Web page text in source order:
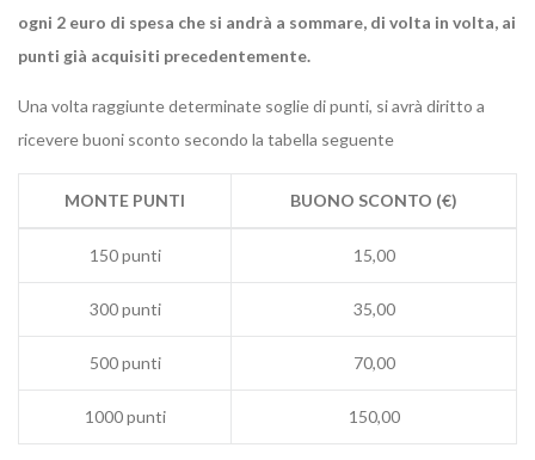
ogni 2 euro di spesa che si andrà a sommare, di volta in volta, ai
punti già acquisiti precedentemente.
Una volta raggiunte determinate soglie di punti, si avrà diritto a
ricevere buoni sconto secondo la tabella seguente
MONTE PUNTI BUONO SCONTO (€)
150 punti 15,00
300 punti 35,00
500 punti 70,00
1000 punti 150,00